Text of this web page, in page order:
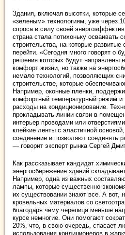
Здания, включая высотки, которые
«зеленым» технологиям, уже через
спроса в силу своей
страна стала потихоньку осваивать
строительства, на которые
перейти. «Сегодня много говорят о
решения которых будут направлены
комфорт жизни, но также на
немало технологий, позволяющих
строительстве, которые
Например, оконные пленки,
комфортный температурный режим и
расходы на кондиционирование.
прокладывать линии связи в
интерьер проводами или
клейкие ленты с эластичной
соединение и позволяют соединять
— говорит эксперт рынка Сергей
Как рассказывает кандидат
энергосбережение зданий
Например, одна из важных
лампы, которые существенно
их существовании знают все. А вот,
кровельных материалов со
благодаря чему черепица меньше
курсе немногие. Они помогают
20%, что, в свою очередь, спасает
использования кондиционеров в